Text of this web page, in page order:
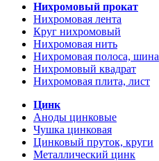
Нихромовый прокат
Нихромовая лента
Круг нихромовый
Нихромовая нить
Нихромовая полоса, шина
Нихромовый квадрат
Нихромовая плита, лист
Цинк
Аноды цинковые
Чушка цинковая
Цинковый пруток, круги
Металлический цинк